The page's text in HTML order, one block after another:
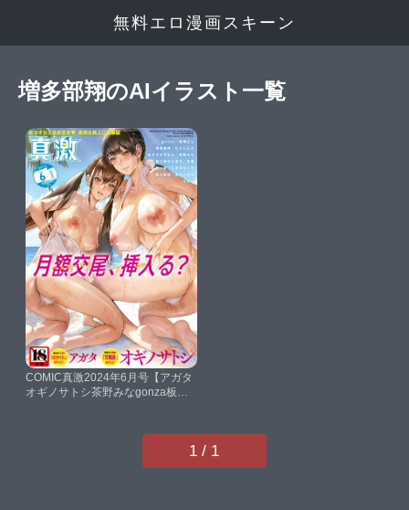
無料エロ漫画スキーン
増多部翔のAIイラスト一覧
COMIC真激2024年6月号【アガタ
オギノサトシ茶野みなgonza板場
人成徒長い草春工房のりまき性竜
1 / 1